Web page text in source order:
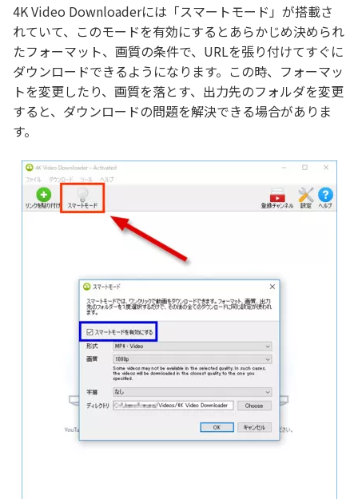
4K Video Downloaderには「スマートモード」が搭載さ
れていて、このモードを有効にするとあらかじめ決められ
たフォーマット、画質の条件で、URLを張り付けてすぐに
ダウンロードできるようになります。この時、フォーマッ
トを変更したり、画質を落とす、出力先のフォルダを変更
すると、ダウンロードの問題を解決できる場合がありま
す。